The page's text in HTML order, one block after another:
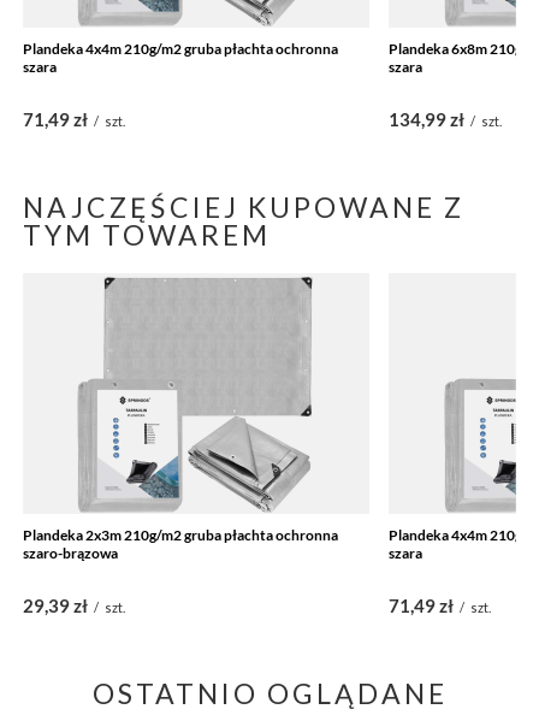
Plandeka 4x4m 210g/m2 gruba płachta ochronna
szara
71,49 zł / szt.
Plandeka 6x8m 210g/
szara
134,99 zł / szt.
NAJCZĘŚCIEJ KUPOWANE Z
TYM TOWAREM
Plandeka 2x3m 210g/m2 gruba płachta ochronna
szaro-brązowa
29,39 zł / szt.
Plandeka 4x4m 210g/
szara
71,49 zł / szt.
OSTATNIO OGLĄDANE